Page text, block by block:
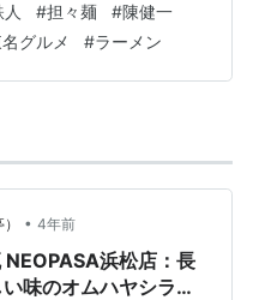
ト」も併設している。
京地区のお土産が揃う
ナギ、浜松ぎょうざ、楽
るたや洋菓子店」のド
#担々麺 #陳健一
グルメ #ラーメン
• 4年前
NEOPASA浜松店：長
味のオムハヤシライ